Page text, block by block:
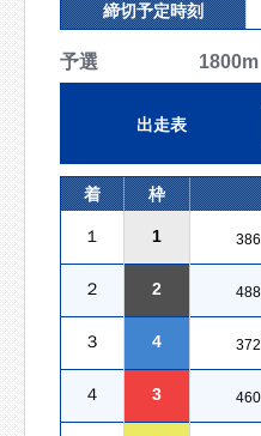
締切予定時刻
予選 1800m
出走表
着 枠
１ 1
２ 2
３ 4
４ 3